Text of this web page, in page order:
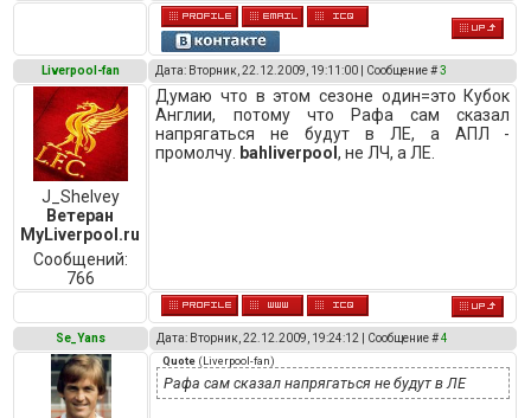
Liverpool-fan Дата: Вторник, 22.12.2009, 19:11:00 | Сообщение #3
J_Shelvey
Ветеран
MyLiverpool.ru
Сообщений:
766
Думаю что в этом сезоне один=это Кубок
Англии, потому что Рафа сам сказал
напрягаться не будут в ЛЕ, а АПЛ -
промолчу. bahliverpool, не ЛЧ, а ЛЕ.
Se_Yans Дата: Вторник, 22.12.2009, 19:24:12 | Сообщение #4
Quote (Liverpool-fan)
Рафа сам сказал напрягаться не будут в ЛЕ